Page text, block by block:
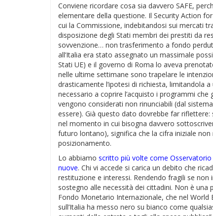
Conviene ricordare cosa sia davvero SAFE,
elementare della questione. Il Security Action
cui la Commissione, indebitandosi sui mercati
disposizione degli Stati membri dei prestiti da
sovvenzione… non trasferimento a fondo
all’Italia era stato assegnato un massimale
Stati UE) e il governo di Roma lo aveva
nelle ultime settimane sono trapelare le
drasticamente l’ipotesi di richiesta, limitandola
necessario a coprire l’acquisto i programmi
vengono considerati non rinunciabili (dal
essere). Già questo dato dovrebbe far
nel momento in cui bisogna davvero
futuro lontano), significa che la cifra iniziale
posizionamento.
Lo abbiamo scritto più volte come Osservatorio
nuove. Chi vi accede si carica un debito che
restituzione e interessi. Rendendo fragili se
sostegno alle necessità dei cittadini. Non è
Fondo Monetario Internazionale, che nel World
sull’Italia ha messo nero su bianco come